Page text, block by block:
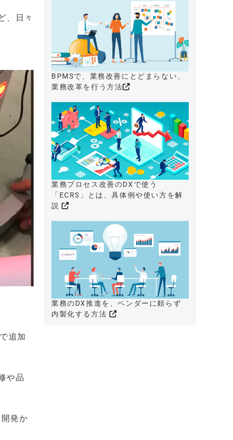
、日々
追加
や品
発か
BPMSで、業務改善にとどまらない、
業務改革を行う方法
業務プロセス改善のDXで使う
「ECRS」とは、具体例や使い方を解
説
業務のDX推進を、ベンダーに頼らず
内製化する方法